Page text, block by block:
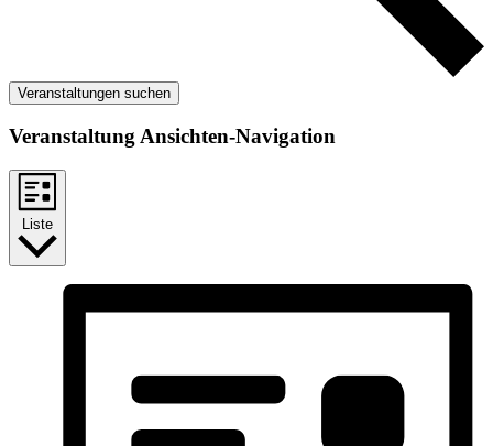
Veranstaltungen suchen
Veranstaltung Ansichten-Navigation
Liste